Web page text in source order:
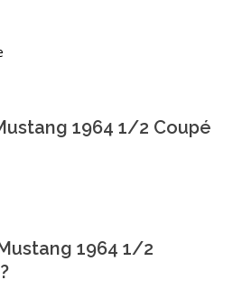
1964 1/2 Coupé
1964 1/2